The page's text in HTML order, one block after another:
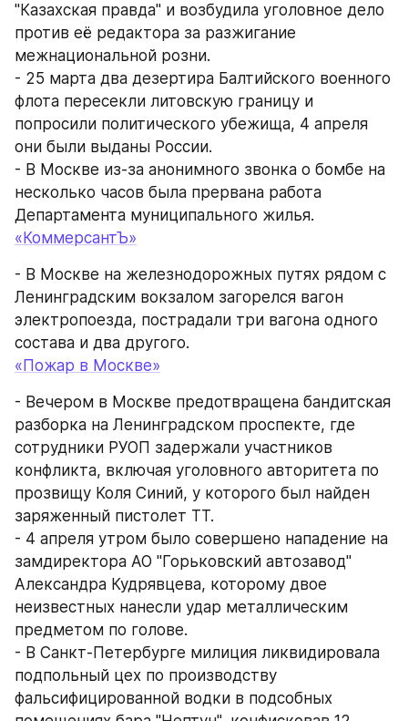
"Казахская правда" и возбудила уголовное дело
против её редактора за разжигание
межнациональной розни.
- 25 марта два дезертира Балтийского военного
флота пересекли литовскую границу и
попросили политического убежища, 4 апреля
они были выданы России.
- В Москве из-за анонимного звонка о бомбе на
несколько часов была прервана работа
Департамента муниципального жилья.
«КоммерсантЪ»
- В Москве на железнодорожных путях рядом с
Ленинградским вокзалом загорелся вагон
электропоезда, пострадали три вагона одного
состава и два другого.
«Пожар в Москве»
- Вечером в Москве предотвращена бандитская
разборка на Ленинградском проспекте, где
сотрудники РУОП задержали участников
конфликта, включая уголовного авторитета по
прозвищу Коля Синий, у которого был найден
заряженный пистолет ТТ.
- 4 апреля утром было совершено нападение на
замдиректора АО "Горьковский автозавод"
Александра Кудрявцева, которому двое
неизвестных нанесли удар металлическим
предметом по голове.
- В Санкт-Петербурге милиция ликвидировала
подпольный цех по производству
фальсифицированной водки в подсобных